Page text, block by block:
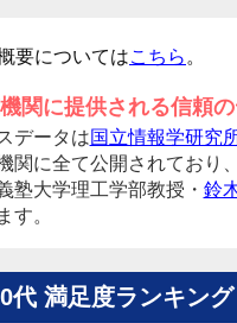
要についてはこちら 。
関に提供される信頼
データは国立情報学研究
関に全て公開されており
塾大学理工学部教授・ 鈴
す。
代 満足度ランキング